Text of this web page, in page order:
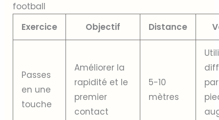
football
Exercice
Objectif Distance
Passes
en une
touche
Améliorer la
rapidité et le
premier
contact
5-10
mètres